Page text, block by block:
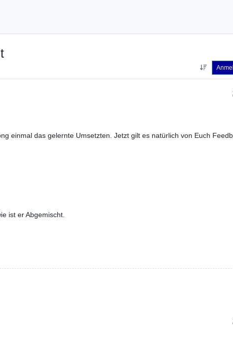
einmal das gelernte Umsetzten. Jetzt gilt es natürlich von Euch
ist er Abgemischt.